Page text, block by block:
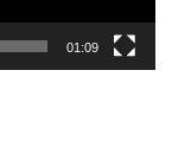
01:09